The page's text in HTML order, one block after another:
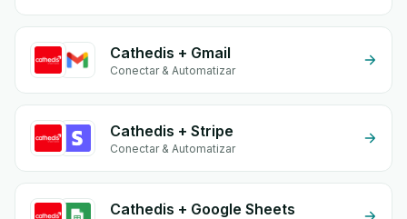
Cathedis + Gmail
Conectar & Automatizar
Cathedis + Stripe
Conectar & Automatizar
Cathedis + Google Sheets